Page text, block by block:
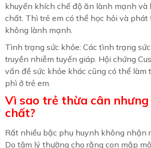
khuyến khích chế độ ăn lành mạnh và
chất. Thì trẻ em có thể học hỏi và phát
không lành mạnh.
Tình trạng sức khỏe: Các tình trạng
truyền nhiễm tuyến giáp. Hội chứng
vấn đề sức khỏe khác cũng có thể làm
phì ở trẻ em.
Vì sao trẻ thừa cân
chất?
Rất nhiều bậc phụ huynh không nhận
Do tâm lý thường cho rằng con mập